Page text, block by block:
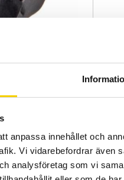
anpassa innehållet och
Vi vidarebefordrar även
analysföretag som vi